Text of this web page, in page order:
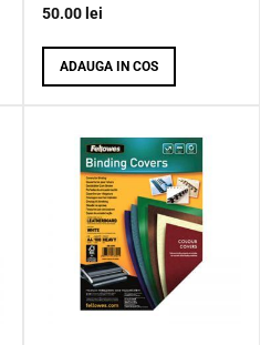
50.00 lei
ADAUGA IN COS